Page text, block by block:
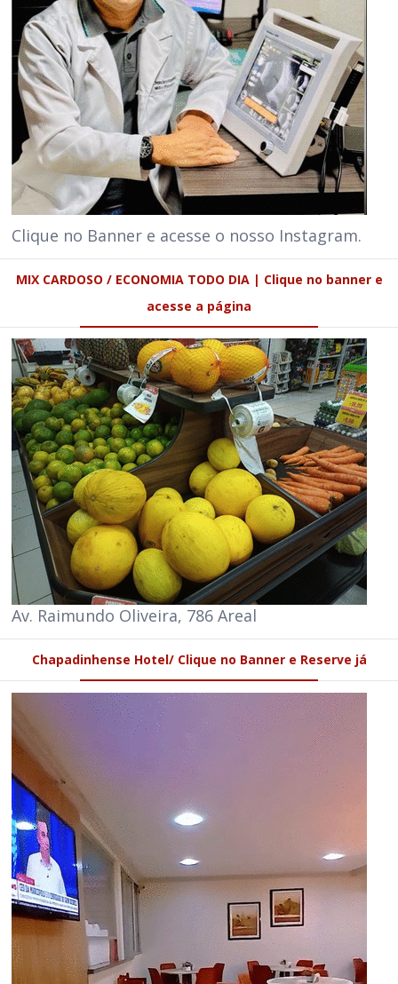
Clique no Banner e acesse o nosso Instagram.
MIX CARDOSO / ECONOMIA TODO DIA | Clique no banner e
acesse a página
Av. Raimundo Oliveira, 786 Areal
Chapadinhense Hotel/ Clique no Banner e Reserve já